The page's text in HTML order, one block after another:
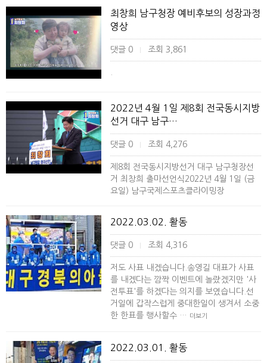
최창희 남구청장 예비후보의 성장과정
영상
댓글 0 조회 3,861
2022년 4월 1일 제8회 전국동시지방
선거 대구 남구…
댓글 0 조회 4,276
제8회 전국동시지방선거 대구 남구청장선
거 최창희 출마선언식2022년 4월 1일 (금
요일) 남구국제스포츠클라이밍장
2022.03.02. 활동
댓글 0 조회 4,316
저도 사표 내겠습니다.송영길 대표가 사표
를 내겠다는 깜짝 이벤트에 놀랐겠지만 '사
전투표'를 하겠다는 의지를 보였습니다.선
거일에 갑작스럽게 중대한일이 생겨서 소중
한 한표를 행사할수 …
더보기
2022.03.01. 활동